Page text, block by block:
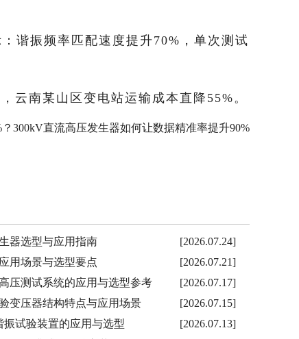
谐振频率匹配速度提升70%，单次测试
云南某山区变电站运输成本直降55%。
300kV直流高压发生器如何让数据精准率提升90%​
器选型与应用指南
[2026.07.24]
用场景与选型要点
[2026.07.21]
压测试系统的应用与选型参考
[2026.07.17]
变压器结构特点与应用场景
[2026.07.15]
振试验装置的应用与选型
[2026.07.13]